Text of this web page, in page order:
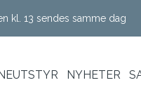
kl. 13 sendes samme dag
NYHETER